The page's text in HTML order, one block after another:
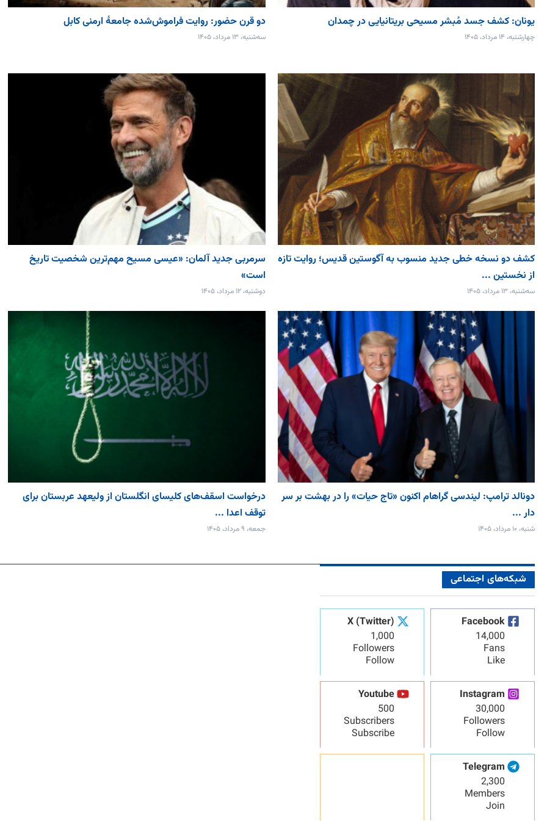
یونان: کشف جسد مُبشر مسیحی بریتانیایی در چمدان
چهارشنبه، ۱۴ مرداد، ۱۴۰۵
دو قرن حضور: روایت فراموش‌شده جامعۀ ارمنی کابل
سه‌شنبه، ۱۳ مرداد، ۱۴۰۵
کشف دو نسخه خطی جدید منسوب به آگوستین قدیس؛ روایت تازه
از نخستین ...
سه‌شنبه، ۱۳ مرداد، ۱۴۰۵
سرمربی جدید آلمان: «عیسی مسیح مهم‌ترین شخصیت تاریخ
است»
دوشنبه، ۱۲ مرداد، ۱۴۰۵
دونالد ترامپ: لیندسی گراهام اکنون «تاج حیات» را در بهشت بر سر
دار ...
شنبه، ۱۰ مرداد، ۱۴۰۵
درخواست اسقف‌های کلیسای انگلستان از ولیعهد عربستان برای
توقف اعدا ...
جمعه، ۹ مرداد، ۱۴۰۵
شبکه‌های اجتماعی
Facebook
14,000
Fans
Like
X (Twitter)
1,000
Followers
Follow
Instagram
30,000
Followers
Follow
Youtube
500
Subscribers
Subscribe
Telegram
2,300
Members
Join